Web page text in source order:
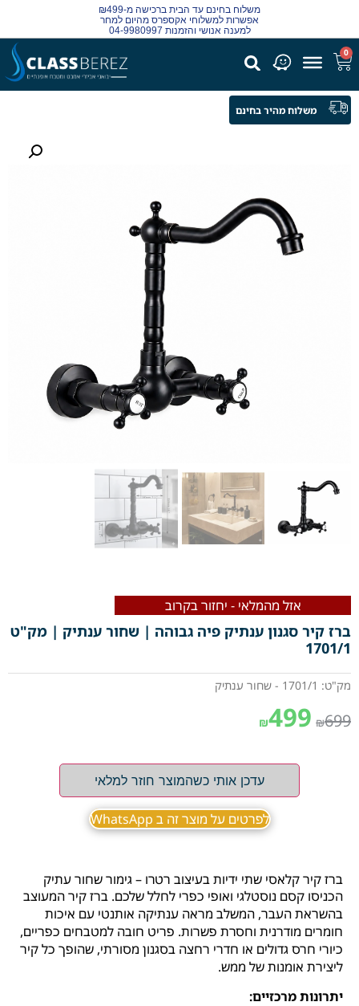
משלוח בחינם עד הבית ברכישה מ-₪499
אפשרות למשלוחי אקספרס מהיום למחר
למענה אנושי והזמנות 04-9980997
0
אזל מהמלאי - יחזור בקרוב
ברז קיר סגנון ענתיק פיה גבוהה | שחור ענתיק | מק"ט
1701/1
מק"ט: 1701/1 - שחור ענתיק
₪699
₪499
עדכן אותי כשהמוצר חוזר למלאי
לפרטים על מוצר זה ב WhatsApp
ברז קיר קלאסי שתי ידיות בעיצוב רטרו – גימור שחור עתיק
הכניסו קסם נוסטלגי ואופי כפרי לחלל שלכם. ברז קיר המעוצב
בהשראת העבר, המשלב מראה ענתיקה אותנטי עם איכות
חומרים מודרנית וחסרת פשרות. פריט חובה למטבחים כפריים,
כיורי חרס גדולים או חדרי רחצה בסגנון מסורתי, שהופך כל קיר
ליצירת אומנות של ממש.
יתרונות מרכזיים:
משלוח מהיר בחינם